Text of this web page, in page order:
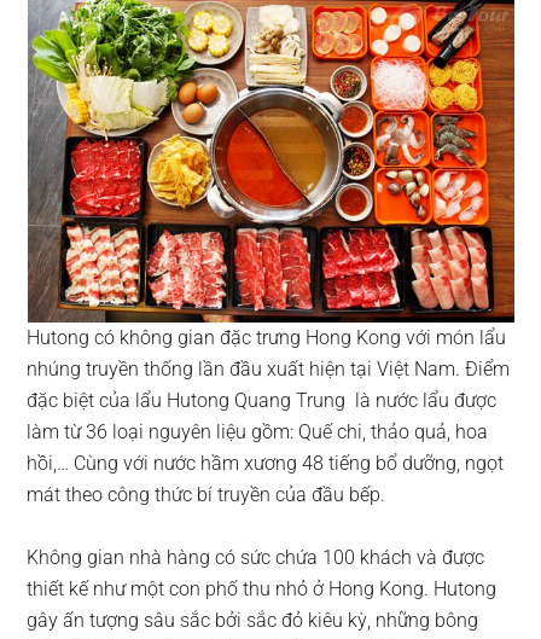
Hutong có không gian đặc trưng Hong Kong với món lẩu
nhúng truyền thống lần đầu xuất hiện tại Việt Nam. Điểm
đặc biệt của lẩu Hutong Quang Trung là nước lẩu được
làm từ 36 loại nguyên liệu gồm: Quế chi, thảo quả, hoa
hồi,… Cùng với nước hầm xương 48 tiếng bổ dưỡng, ngọt
mát theo công thức bí truyền của đầu bếp.
Không gian nhà hàng có sức chứa 100 khách và được
thiết kế như một con phố thu nhỏ ở Hong Kong. Hutong
gây ấn tượng sâu sắc bởi sắc đỏ kiêu kỳ, những bông